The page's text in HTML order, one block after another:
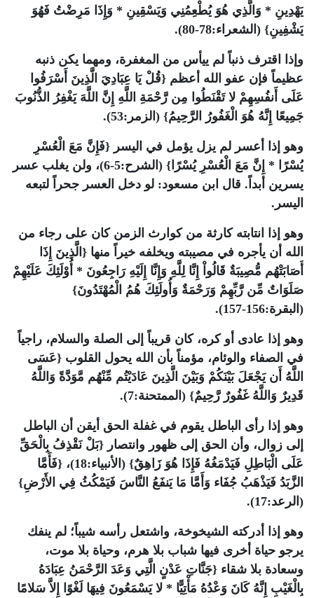
يَهْدِينِ * وَالَّذِي هُوَ يُطْعِمُنِي وَيَسْقِينِ * وَإِذَا مَرِضْتُ فَهُوَ
يَشْفِينِ} (الشعراء:78-80).
وإذا اقترف ذنباً لم ييأس من المغفرة، ومهما يكن ذنبه
عظيماً فإن عفو الله أعظم {قُلْ يَا عِبَادِيَ الَّذِينَ أَسْرَفُوا
عَلَى أَنفُسِهِمْ لا تَقْنَطُوا مِن رَّحْمَةِ اللَّهِ إِنَّ اللَّهَ يَغْفِرُ الذُّنُوبَ
جَمِيعًا إِنَّهُ هُوَ الْغَفُورُ الرَّحِيمُ} (الزمر:53).
وهو إذا أعسر لم يزل يؤمل في اليسر {فَإِنَّ مَعَ الْعُسْرِ
يُسْرًا * إِنَّ مَعَ الْعُسْرِ يُسْرًا} (الشرح:5-6)، ولن يغلب عسر
يسرين أبداً. قال ابن مسعود: لو دخل العسر جحراً لتبعه
اليسر.
وهو إذا انتابته كارثة من كوارث الزمن كان على رجاء من
الله أن يأجره في مصيبته ويخلفه خيراً منها {الَّذِينَ إِذَا
أَصَابَتْهُم مُّصِيبَةٌ قَالُواْ إِنَّا لِلَّهِ وَإِنَّا إِلَيْهِ رَاجِعُونَ * أُوْلَئِكَ عَلَيْهِمْ
صَلَوَاتٌ مِّن رَّبِّهِمْ وَرَحْمَةٌ وَأُولَئِكَ هُمُ الْمُهْتَدُونَ}
(البقرة:156-157).
وهو إذا عادى أو كره، كان قريباً إلى الصلة والسلام، راجياً
في الصفاء والوئام، مؤمناً بأن الله يحول القلوب {عَسَى
اللَّهُ أَن يَجْعَلَ بَيْنَكُمْ وَبَيْنَ الَّذِينَ عَادَيْتُم مِّنْهُم مَّوَدَّةً وَاللَّهُ
قَدِيرٌ وَاللَّهُ غَفُورٌ رَّحِيمٌ} (الممتحنة:7).
وهو إذا رأى الباطل يقوم في غفلة الحق أيقن أن الباطل
إلى زوال، وأن الحق إلى ظهور وانتصار {بَلْ نَقْذِفُ بِالْحَقِّ
عَلَى الْبَاطِلِ فَيَدْمَغُهُ فَإِذَا هُوَ زَاهِقٌ} (الأنبياء:18)، {فَأَمَّا
الزَّبَدُ فَيَذْهَبُ جُفَاء وَأَمَّا مَا يَنفَعُ النَّاسَ فَيَمْكُثُ فِي الأَرْضِ}
(الرعد:17).
وهو إذا أدركته الشيخوخة، واشتعل رأسه شيباً؛ لم ينفك
يرجو حياة أخرى فيها شباب بلا هرم، وحياة بلا موت،
وسعادة بلا شقاء {جَنَّاتِ عَدْنٍ الَّتِي وَعَدَ الرَّحْمَنُ عِبَادَهُ
بِالْغَيْبِ إِنَّهُ كَانَ وَعْدُهُ مَأْتِيًّا * لا يَسْمَعُونَ فِيهَا لَغْوًا إِلاَّ سَلامًا